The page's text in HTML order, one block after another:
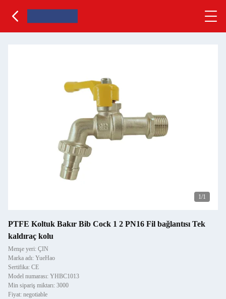
1/1
PTFE Koltuk Bakır Bib Cock 1 2 PN16 Fil bağlantısı Tek
kaldıraç kolu
Menşe yeri: ÇIN
Marka adı: YueHao
Sertifika: CE
Model numarası: YHBC1013
Min sipariş miktarı: 3000
Fiyat: negotiable